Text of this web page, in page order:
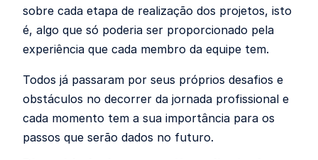
sobre cada etapa de realização dos projetos, isto
é, algo que só poderia ser proporcionado pela
experiência que cada membro da equipe tem.
Todos já passaram por seus próprios desafios e
obstáculos no decorrer da jornada profissional e
cada momento tem a sua importância para os
passos que serão dados no futuro.